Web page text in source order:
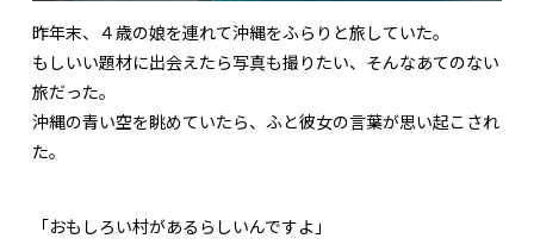
昨年末、４歳の娘を連れて沖縄をふらりと旅していた。
もしいい題材に出会えたら写真も撮りたい、そんなあてのない
旅だった。
沖縄の青い空を眺めていたら、ふと彼女の言葉が思い起こされ
た。
「おもしろい村があるらしいんですよ」